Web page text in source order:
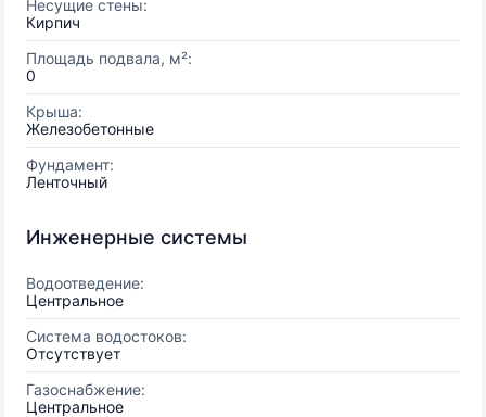
Несущие стены:
Кирпич
Площадь подвала, м²:
0
Крыша:
Железобетонные
Фундамент:
Ленточный
Инженерные системы
Водоотведение:
Центральное
Система водостоков:
Отсутствует
Газоснабжение:
Центральное